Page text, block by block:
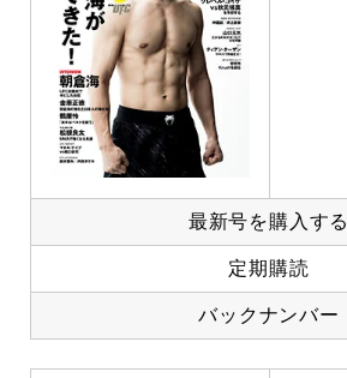
最新号を購入する
定期購読
バックナンバー